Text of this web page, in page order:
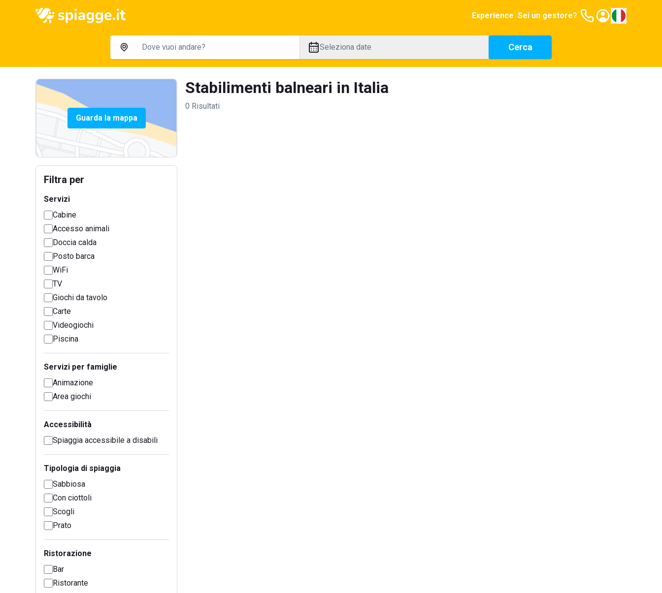
Experience Sei un gestore?
Seleziona date Cerca
Guarda la mappa
Filtra per
Servizi
Cabine
Accesso animali
Doccia calda
Posto barca
WiFi
TV
Giochi da tavolo
Carte
Videogiochi
Piscina
Servizi per famiglie
Animazione
Area giochi
Accessibilità
Spiaggia accessibile a disabili
Tipologia di spiaggia
Sabbiosa
Con ciottoli
Scogli
Prato
Ristorazione
Bar
Ristorante
Stabilimenti balneari in Italia
0 Risultati